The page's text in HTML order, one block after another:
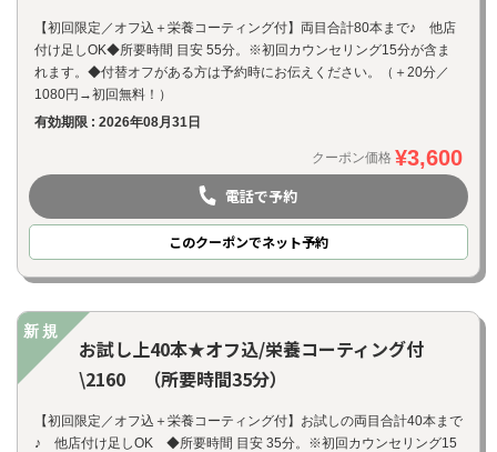
【初回限定／オフ込＋栄養コーティング付】両目合計80本まで♪ 他店
付け足しOK◆所要時間 目安 55分。※初回カウンセリング15分が含ま
れます。◆付替オフがある方は予約時にお伝えください。（＋20分／
1080円→初回無料！）
有効期限 : 2026年08月31日
クーポン価格 ¥3,600
電話で予約
このクーポンでネット予約
新規
お試し上40本★オフ込/栄養コーティング付
\2160 （所要時間35分）
【初回限定／オフ込＋栄養コーティング付】お試しの両目合計40本まで
♪ 他店付け足しOK ◆所要時間 目安 35分。※初回カウンセリング15